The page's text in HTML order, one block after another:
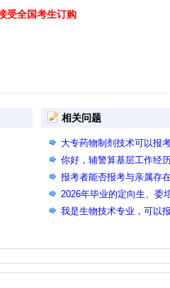
受全国考生订购
相关问题
大专药物制剂技术可以报
你好，辅警算基层工作经
报考者能否报考与亲属存
2026年毕业的定向生、委
我是生物技术专业，可以